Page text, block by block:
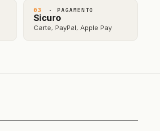
03 · PAGAMENTO
Sicuro
Carte, PayPal, Apple Pay